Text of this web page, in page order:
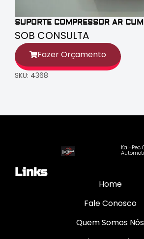
SUPORTE COMPRESSOR AR
SOB CONSULTA
Fazer Orçamento
SKU: 4368
Kal-Pec
Links
Home
Fale Conosco
Quem Somos Nós